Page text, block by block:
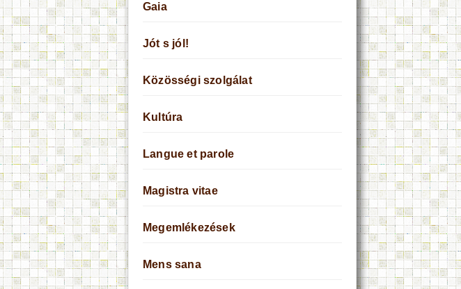
Gaia
Jót s jól!
Közösségi szolgálat
Kultúra
Langue et parole
Magistra vitae
Megemlékezések
Mens sana